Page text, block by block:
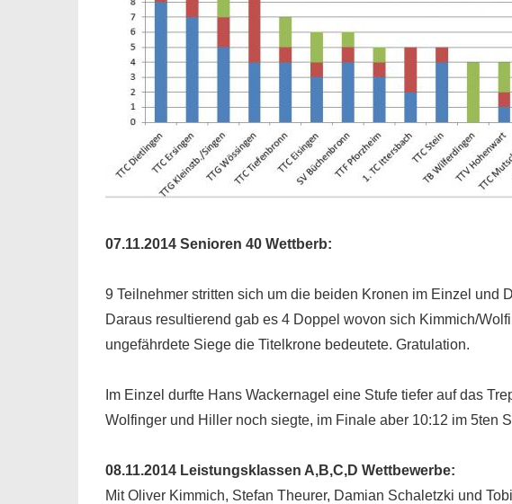
07.11.2014 Senioren 40 Wettberb:
9 Teilnehmer stritten sich um die beiden Kronen im Einzel und
Daraus resultierend gab es 4 Doppel wovon sich Kimmich/
ungefährdete Siege die Titelkrone bedeutete. Gratulation.
Im Einzel durfte Hans Wackernagel eine Stufe tiefer auf das
Wolfinger und Hiller noch siegte, im Finale aber 10:12 im 5ten
08.11.2014 Leistungsklassen A,B,C,D Wettbewerbe:
Mit Oliver Kimmich, Stefan Theurer, Damian Schaletzki und